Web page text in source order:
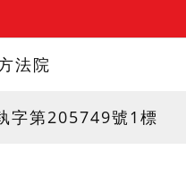
法院
字第205749號1標